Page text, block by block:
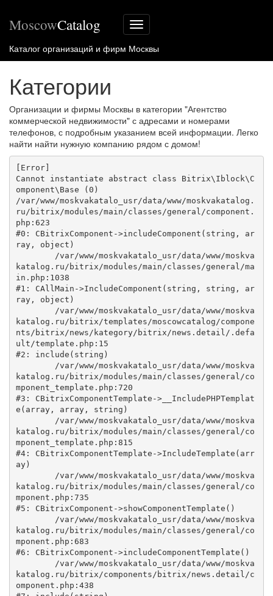
Меню
сайта
MoscowCatalog
Каталог организаций и фирм Москвы
Категории
Организации и фирмы Москвы в категории "Агентство
коммерческой недвижимости" с адресами и номерами
телефонов, с подробным указанием всей информации. Легко
найти найти нужную компанию рядом с домом!
[Error]
Cannot instantiate abstract class Bitrix\Iblock\C
omponent\Base (0)
/var/www/moskvakatalo_usr/data/www/moskvakatalog.
ru/bitrix/modules/main/classes/general/component.
php:623
#0: CBitrixComponent->includeComponent(string, ar
ray, object)
katalog.ru/bitrix/modules/main/classes/general/ma
in.php:1038
#1: CAllMain->IncludeComponent(string, string, ar
ray, object)
katalog.ru/bitrix/templates/moscowcatalog/compone
nts/bitrix/news/kategory/bitrix/news.detail/.defa
ult/template.php:15
#2: include(string)
katalog.ru/bitrix/modules/main/classes/general/co
mponent_template.php:720
#3: CBitrixComponentTemplate->__IncludePHPTemplat
e(array, array, string)
katalog.ru/bitrix/modules/main/classes/general/co
mponent_template.php:815
#4: CBitrixComponentTemplate->IncludeTemplate(arr
ay)
katalog.ru/bitrix/modules/main/classes/general/co
mponent.php:735
#5: CBitrixComponent->showComponentTemplate()
katalog.ru/bitrix/modules/main/classes/general/co
mponent.php:683
#6: CBitrixComponent->includeComponentTemplate()
katalog.ru/bitrix/components/bitrix/news.detail/c
omponent.php:438